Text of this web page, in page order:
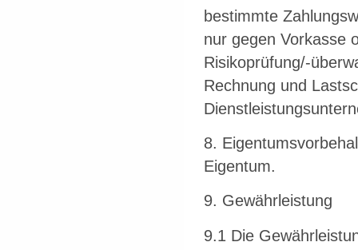
bestimmte
nur gegen Vorkasse
Risikoprüfung/-
Rechnung und
8.
Eigentum.
9. Gewährleistung
9.1 Die